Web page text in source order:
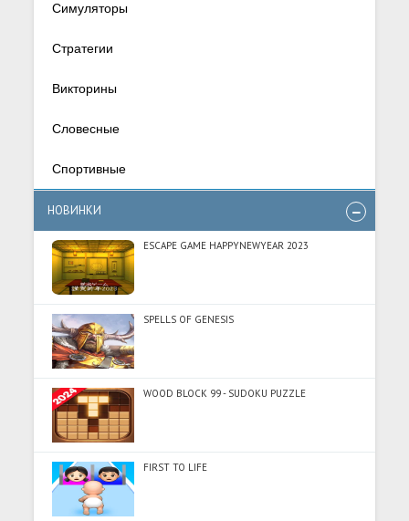
Симуляторы
Стратегии
Викторины
Словесные
Спортивные
НОВИНКИ
ESCAPE GAME HAPPYNEWYEAR 2023
SPELLS OF GENESIS
WOOD BLOCK 99 - SUDOKU PUZZLE
FIRST TO LIFE